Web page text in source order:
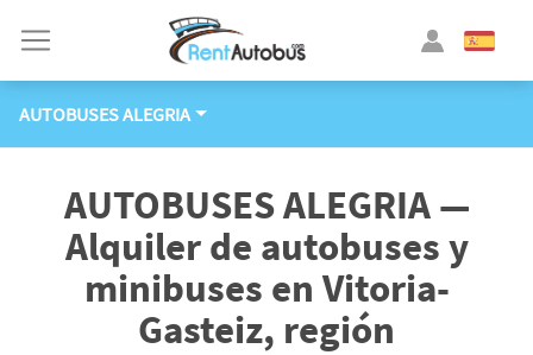
AUTOBUSES ALEGRIA
AUTOBUSES ALEGRIA —
Alquiler de autobuses y
minibuses en Vitoria-
Gasteiz, región